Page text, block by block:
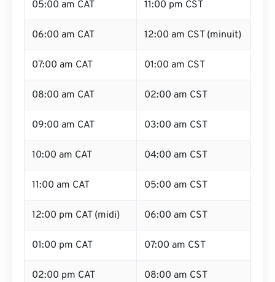
05:00 am CAT 11:00 pm CST
06:00 am CAT 12:00 am CST (minuit)
07:00 am CAT 01:00 am CST
08:00 am CAT 02:00 am CST
09:00 am CAT 03:00 am CST
10:00 am CAT 04:00 am CST
11:00 am CAT 05:00 am CST
12:00 pm CAT (midi) 06:00 am CST
01:00 pm CAT 07:00 am CST
02:00 pm CAT 08:00 am CST